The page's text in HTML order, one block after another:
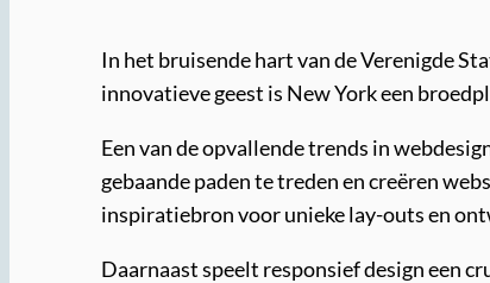
In het bruisende hart van de Verenigde
innovatieve geest is New York een
Een van de opvallende trends in
gebaande paden te treden en creëren
inspiratiebron voor unieke lay-outs en
Daarnaast speelt responsief design een